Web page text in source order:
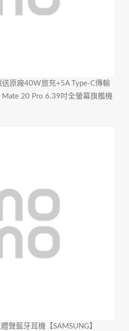
送原廠40W旅充+5A Type-C傳輸
20 Pro 6.39吋全螢幕旗艦機
聲藍牙耳機【SAMSUNG】